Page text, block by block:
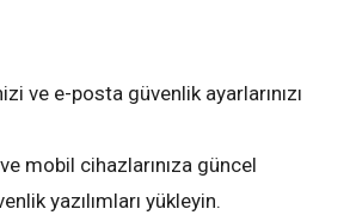
ve e-posta güvenlik ayarlarınızı
mobil cihazlarınıza güncel
yazılımları yükleyin.